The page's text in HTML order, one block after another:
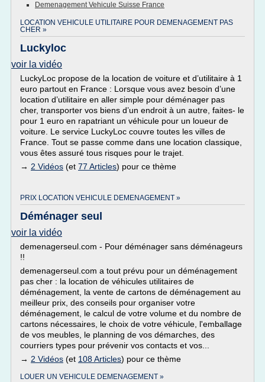
Demenagement Vehicule Suisse France
LOCATION VEHICULE UTILITAIRE POUR DEMENAGEMENT PAS
CHER »
Luckyloc
voir la vidéo
LuckyLoc propose de la location de voiture et d’utilitaire à 1
euro partout en France : Lorsque vous avez besoin d’une
location d’utilitaire en aller simple pour déménager pas
cher, transporter vos biens d’un endroit à un autre, faites- le
pour 1 euro en rapatriant un véhicule pour un loueur de
voiture. Le service LuckyLoc couvre toutes les villes de
France. Tout se passe comme dans une location classique,
vous êtes assuré tous risques pour le trajet.
→ 2 Vidéos (et 77 Articles) pour ce thème
PRIX LOCATION VEHICULE DEMENAGEMENT »
Déménager seul
voir la vidéo
demenagerseul.com - Pour déménager sans déménageurs
!!
demenagerseul.com a tout prévu pour un déménagement
pas cher : la location de véhicules utilitaires de
déménagement, la vente de cartons de déménagement au
meilleur prix, des conseils pour organiser votre
déménagement, le calcul de votre volume et du nombre de
cartons nécessaires, le choix de votre véhicule, l'emballage
de vos meubles, le planning de vos démarches, des
courriers types pour prévenir vos contacts et vos...
→ 2 Vidéos (et 108 Articles) pour ce thème
LOUER UN VEHICULE DEMENAGEMENT »